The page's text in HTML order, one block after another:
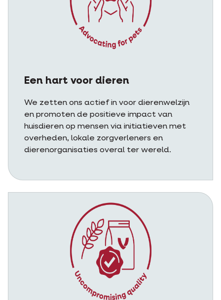
Een hart voor dieren
We zetten ons actief in voor dierenwelzijn
en promoten de positieve impact van
huisdieren op mensen via initiatieven met
overheden, lokale zorgverleners en
dierenorganisaties overal ter wereld.